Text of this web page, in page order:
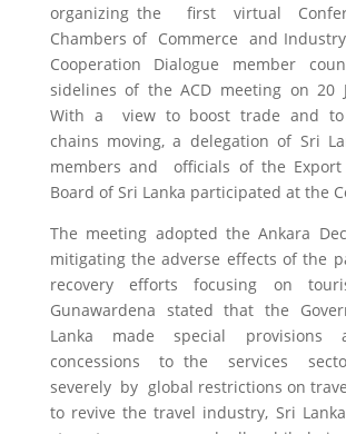
organizing the first virtual
Chambers of Commerce and
Cooperation Dialogue member
sidelines of the ACD meeting on 20
With a view to boost trade and to
chains moving, a delegation of Sri
members and officials of the Export
Board of Sri Lanka participated at the
The meeting adopted the Ankara
mitigating the adverse effects of the
recovery efforts focusing on
Gunawardena stated that the
Lanka made special provisions
concessions to the services
severely by global restrictions on
to revive the travel industry, Sri